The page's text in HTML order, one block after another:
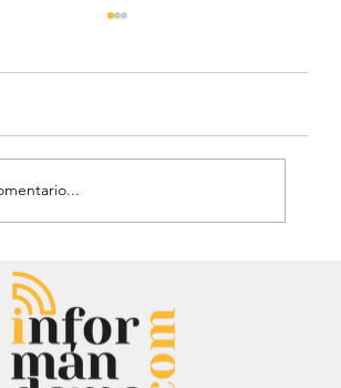
de Maduro en Estados
Debate por fondos para su
marca el proceso